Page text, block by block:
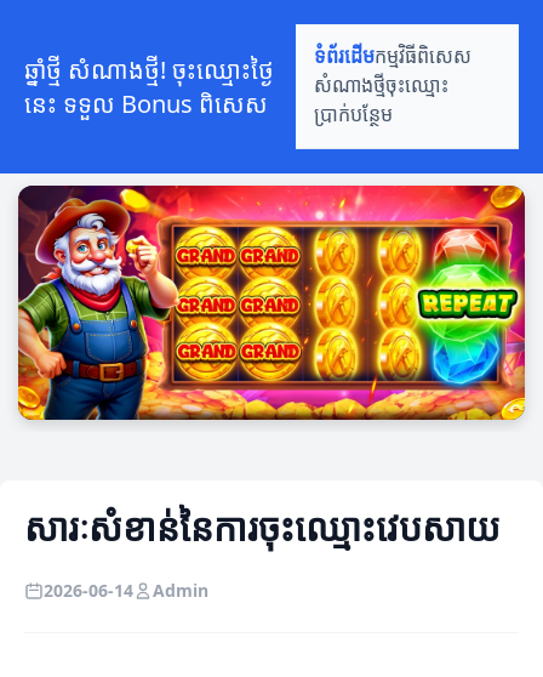
ឆ្នាំថ្មី សំណាងថ្មី! ចុះឈ្មោះថ្ងៃ
នេះ ទទួល Bonus ពិសេស
ទំព័រដើមកម្មវិធីពិសេស
សំណាងថ្មីចុះឈ្មោះ
ប្រាក់បន្ថែម
សារៈសំខាន់នៃការចុះឈ្មោះវេបសាយ
2026-06-14 Admin